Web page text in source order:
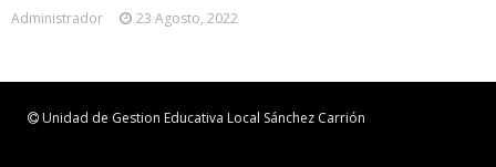
Administrador 23 Agosto, 2022
Unidad de Gestion Educativa Local Sánchez Carrión